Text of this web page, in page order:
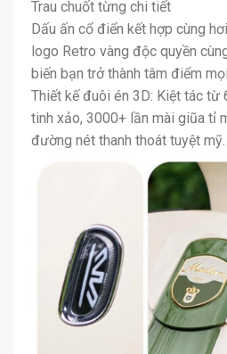
Trau chuốt từng chi tiết
Dấu ấn cổ điển kết hợp cùng
logo Retro vàng độc quyền
biến bạn trở thành tâm điểm
Thiết kế đuôi én 3D: Kiệt tác từ
tinh xảo, 3000+ lần mài giũa tỉ
đường nét thanh thoát tuyệt mỹ.